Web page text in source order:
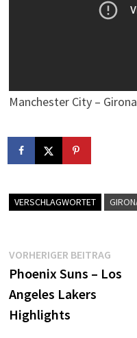
Manchester City – Girona
VERSCHLAGWORTET
VORHERIGER BEITRAG
Phoenix Suns – Los
Angeles Lakers
Highlights